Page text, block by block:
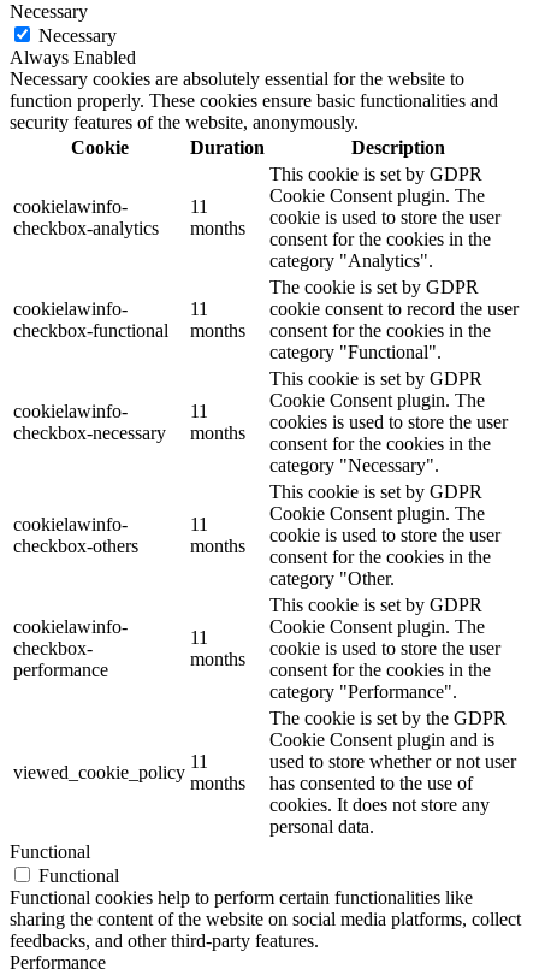
Necessary
Necessary
Always Enabled
Necessary cookies are absolutely essential for the website to
function properly. These cookies ensure basic functionalities and
security features of the website, anonymously.
Cookie
Duration Description
cookielawinfo-
checkbox-analytics
11
months
This cookie is set by GDPR
Cookie Consent plugin. The
cookie is used to store the user
consent for the cookies in the
category "Analytics".
cookielawinfo-
checkbox-functional
11
months
The cookie is set by GDPR
cookie consent to record the user
consent for the cookies in the
category "Functional".
cookielawinfo-
checkbox-necessary
11
months
This cookie is set by GDPR
Cookie Consent plugin. The
cookies is used to store the user
consent for the cookies in the
category "Necessary".
cookielawinfo-
checkbox-others
11
months
This cookie is set by GDPR
Cookie Consent plugin. The
cookie is used to store the user
consent for the cookies in the
category "Other.
cookielawinfo-
checkbox-
performance
11
months
This cookie is set by GDPR
Cookie Consent plugin. The
cookie is used to store the user
consent for the cookies in the
category "Performance".
viewed_cookie_policy
11
months
The cookie is set by the GDPR
Cookie Consent plugin and is
used to store whether or not user
has consented to the use of
cookies. It does not store any
personal data.
Functional
Functional
Functional cookies help to perform certain functionalities like
sharing the content of the website on social media platforms, collect
feedbacks, and other third-party features.
Performance